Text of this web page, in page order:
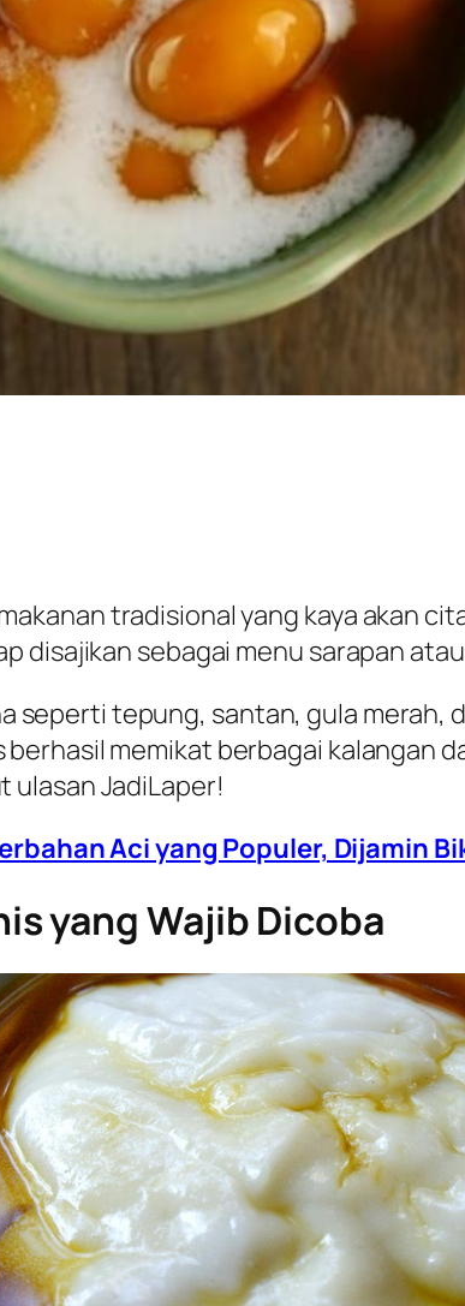
tradisional yang kaya akan
disajikan sebagai menu sarapan
seperti tepung, santan, gula merah,
memikat berbagai kalangan
ulasan JadiLaper!
Aci yang Populer, Dijamin
yang Wajib Dicoba